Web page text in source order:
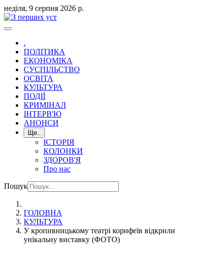
неділя, 9 серпня 2026 р.
.
ПОЛІТИКА
ЕКОНОМІКА
СУСПІЛЬСТВО
ОСВІТА
КУЛЬТУРА
ПОДІЇ
КРИМІНАЛ
ІНТЕРВ'Ю
АНОНСИ
Ще..
ІСТОРІЯ
КОЛОНКИ
ЗДОРОВ'Я
Про нас
Пошук
ГОЛОВНА
КУЛЬТУРА
У кропивницькому театрі корифеїв відкрили
унікальну виставку (ФОТО)